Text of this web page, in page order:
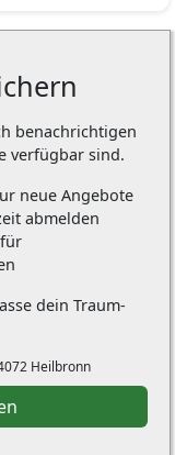
benachrichtigen
verfügbar sind.
neue Angebote
abmelden
dein Traum-
Heilbronn